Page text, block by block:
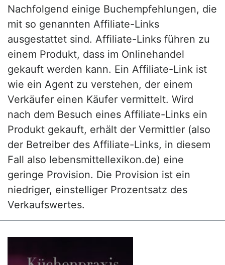
Nachfolgend einige Buchempfehlungen, die
mit so genannten Affiliate-Links
ausgestattet sind. Affiliate-Links führen zu
einem Produkt, dass im Onlinehandel
gekauft werden kann. Ein Affiliate-Link ist
wie ein Agent zu verstehen, der einem
Verkäufer einen Käufer vermittelt. Wird
nach dem Besuch eines Affiliate-Links ein
Produkt gekauft, erhält der Vermittler (also
der Betreiber des Affiliate-Links, in diesem
Fall also lebensmittellexikon.de) eine
geringe Provision. Die Provision ist ein
niedriger, einstelliger Prozentsatz des
Verkaufswertes.